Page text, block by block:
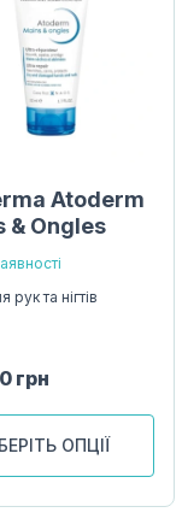
Atoderm
& Ongles
та нігтів
грн
ОПЦІЇ